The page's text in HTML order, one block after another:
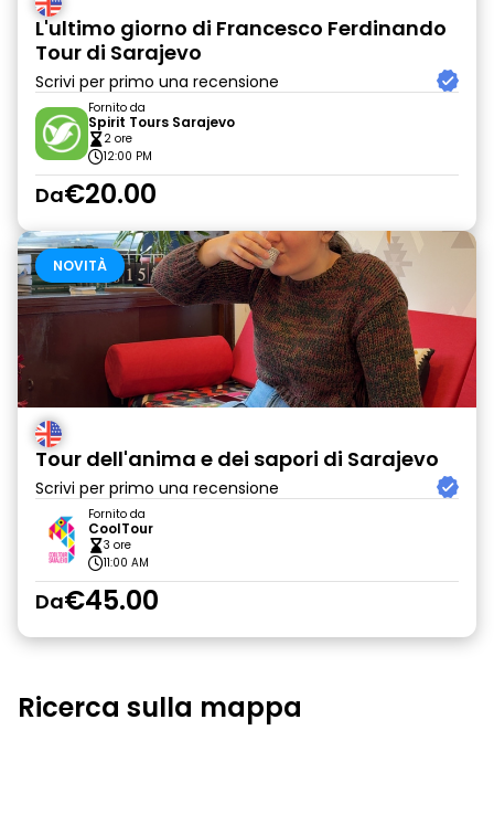
L'ultimo giorno di Francesco Ferdinando
Tour di Sarajevo
Scrivi per primo una recensione
Fornito da
Spirit Tours Sarajevo
2 ore
12:00 PM
Da€20.00
NOVITÀ
Tour dell'anima e dei sapori di Sarajevo
Scrivi per primo una recensione
Fornito da
CoolTour
3 ore
11:00 AM
Da€45.00
Ricerca sulla mappa